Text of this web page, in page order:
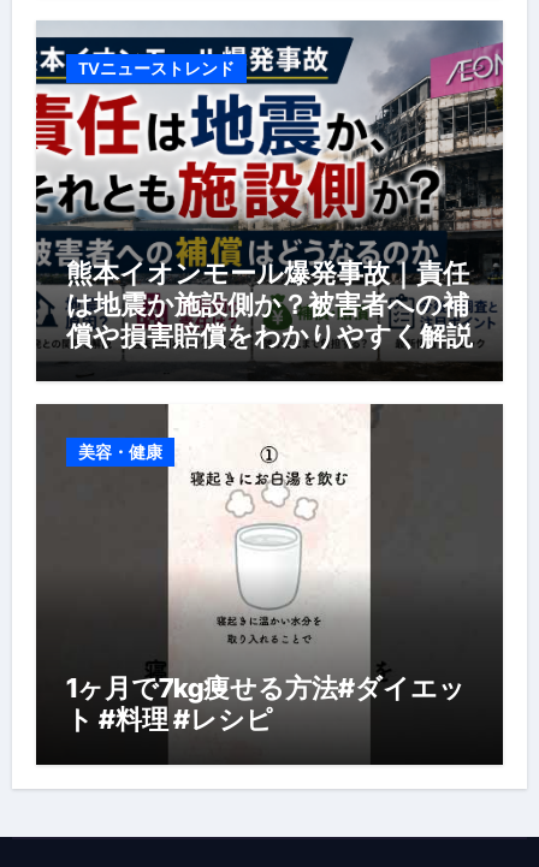
TVニューストレンド
熊本イオンモール爆発事故｜責任
は地震か施設側か？被害者への補
償や損害賠償をわかりやすく解説
美容・健康
1ヶ月で7kg痩せる方法#ダイエッ
ト #料理 #レシピ